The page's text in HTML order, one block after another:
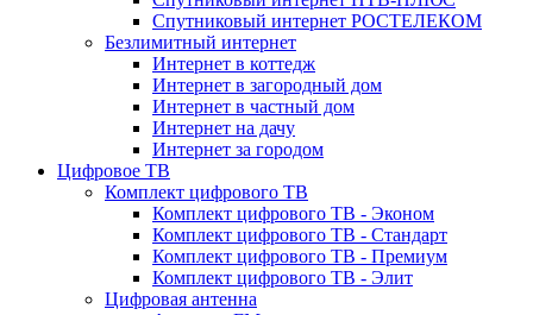
Спутниковый интернет РОСТЕЛЕКОМ
Безлимитный интернет
Интернет в коттедж
Интернет в загородный дом
Интернет в частный дом
Интернет на дачу
Интернет за городом
Цифровое ТВ
Комплект цифрового ТВ
Комплект цифрового ТВ - Эконом
Комплект цифрового ТВ - Стандарт
Комплект цифрового ТВ - Премиум
Комплект цифрового ТВ - Элит
Цифровая антенна